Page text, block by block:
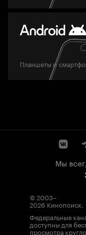
Планшеты и
Мы
© 2003–
2026 Кинопоиск.
Федеральные
доступны для
просмотра